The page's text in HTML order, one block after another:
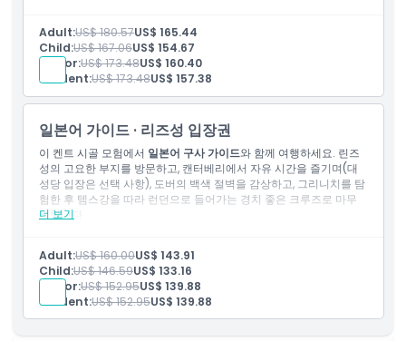
입장권: 리즈 성
입장권: 캔터베리 대성당
일본어 구사 가이드
템스 강 보트 타기
무료 Wi-Fi 및 USB 충전기가 구비된 고급 에어컨 버스 이동
Adult:US$ 180.57US$ 165.44
Child:US$ 167.06US$ 154.67
Senior:US$ 173.48US$ 160.40
Student:US$ 173.48US$ 157.38
일본어 가이드 · 리즈성 입장권
이 켄트 시골 모험에서 일본어 구사 가이드와 함께 여행하세요. 린즈
성의 고요한 부지를 방문하고, 캔터베리에서 자유 시간을 즐기며(대
성당 입장은 선택 사항), 도버의 백색 절벽을 감상하고, 그리니치를 탐
험한 후 템스강을 따라 런던으로 들어가는 경치 좋은 크루즈로 마무
리합니다.
더 보기
입장권: 리즈성
일본어 가이드
템스강 보트 타기
무료 Wi-Fi 및 USB 충전기가 구비된 고급 에어컨 코치 교통편
Adult:US$ 160.00US$ 143.91
Child:US$ 146.59US$ 133.16
Senior:US$ 152.95US$ 139.88
Student:US$ 152.95US$ 139.88